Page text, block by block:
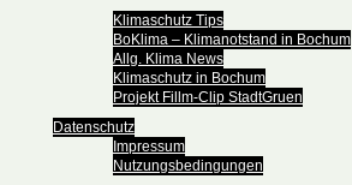
Klimaschutz Tips
BoKlima – Klimanotstand in Bochum
Allg. Klima News
Klimaschutz in Bochum
Projekt Fillm-Clip StadtGruen
Datenschutz
Impressum
Nutzungsbedingungen